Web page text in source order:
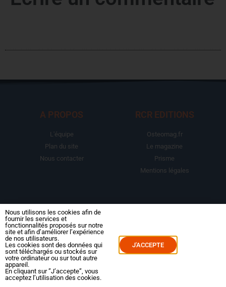
A PROPOS
L'équipe
Plan du site
Nous contacter
RCR EDITIONS
Osteomag.fr
Le magazine
Prisme
Mentions légales
LA BOUTIQUE
Abonnements
Le magazine
Packs
Dossiers
Mes commandes
Mes abonnements
Nous utilisons les cookies afin de
fournir les services et
fonctionnalités proposés sur notre
site et afin d’améliorer l’expérience
de nos utilisateurs.
Les cookies sont des données qui
sont téléchargés ou stockés sur
votre ordinateur ou sur tout autre
appareil.
En cliquant sur ”J’accepte”, vous
acceptez l’utilisation des cookies.
J'ACCEPTE